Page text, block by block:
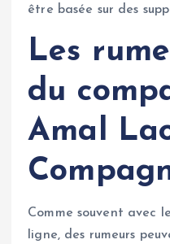
être basée sur des
Les
du
Amal
Comme souvent avec
ligne, des rumeurs